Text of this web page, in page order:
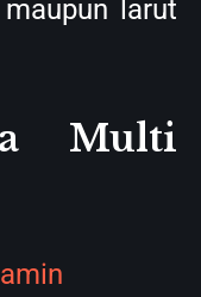
larut
Multi